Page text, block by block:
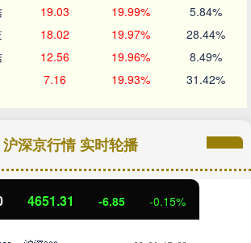
19.03 19.99% 5.84%
18.02 19.97% 28.44%
12.56 19.96% 8.49%
7.16 19.93% 31.42%
沪深京行情 实时轮播
4651.31 -6.85 -0.15%